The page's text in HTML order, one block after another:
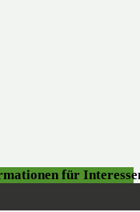
für